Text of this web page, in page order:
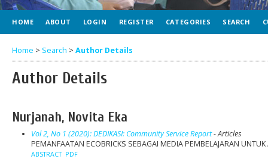
HOME ABOUT LOGIN REGISTER CATEGORIES SEARCH
Home > Search > Author Details
Author Details
Nurjanah, Novita Eka
Vol 2, No 1 (2020): DEDIKASI: Community Service Report- Articles
PEMANFAATAN ECOBRICKS SEBAGAI MEDIA PEMBELAJARAN
ABSTRACT PDF